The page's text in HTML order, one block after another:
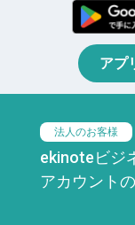
アプ
法人のお客様
ekinoteビジ
アカウント